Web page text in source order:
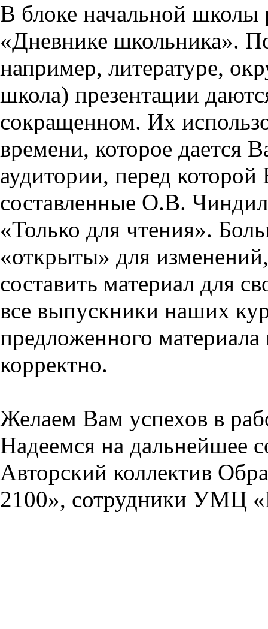
В блоке начальной школы
«Дневнике школьника».
например, литературе,
школа) презентации
сокращенном. Их
времени, которое дается
аудитории, перед
составленные О.В.
«Только для чтения».
«открыты» для
составить материал для
все выпускники наших
предложенного
корректно.
Желаем Вам успехов в
Надеемся на дальнейшее
Авторский коллектив
2100», сотрудники УМЦ